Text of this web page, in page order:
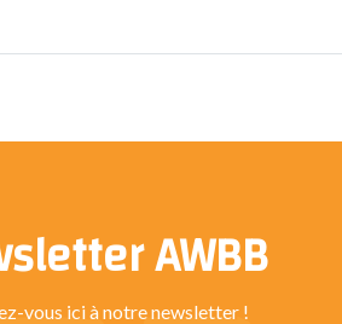
AWBB
vous ici à notre newsletter !